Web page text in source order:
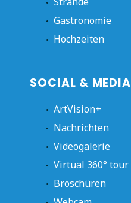
Gastronomie
Hochzeiten
SOCIAL & MEDIA
ArtVision+
Nachrichten
Videogalerie
Virtual 360° tour
Broschüren